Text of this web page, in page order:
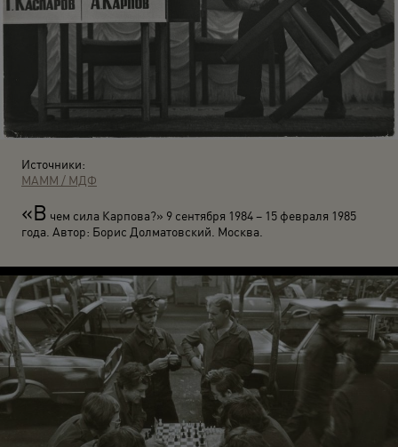
Источники:
МАММ / МДФ
«В чем сила Карпова?» 9 сентября 1984 – 15 февраля 1985
года. Автор: Борис Долматовский. Москва.